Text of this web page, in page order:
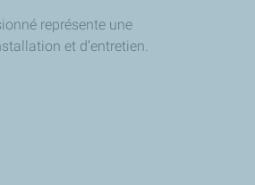
représente une
et d’entretien.